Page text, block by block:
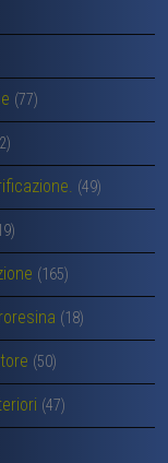
(77)
(49)
(165)
(18)
(50)
(47)